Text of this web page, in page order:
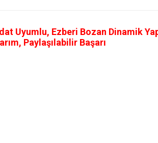
Uyumlu, Ezberi Bozan Dinamik
Paylaşılabilir Başarı